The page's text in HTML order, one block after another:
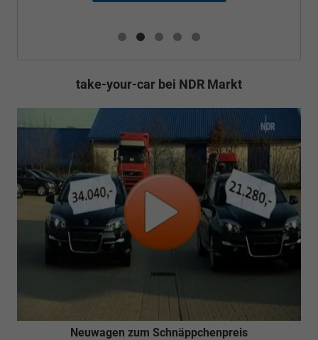
take-your-car bei NDR Markt
Neuwagen zum Schnäppchenpreis